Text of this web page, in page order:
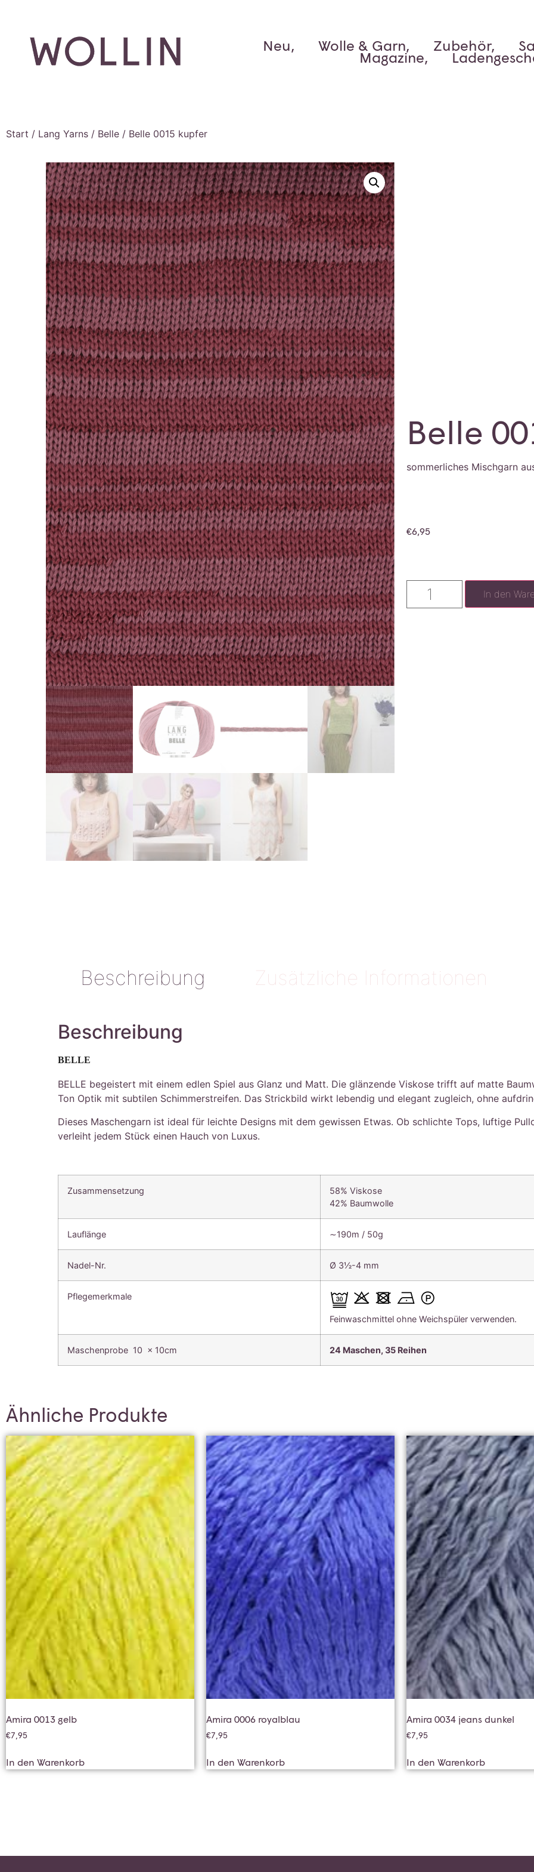
Neu, Wolle & Garn, Zubehör,
Magazine,
Start / Lang Yarns / Belle / Belle 0015 kupfer
Belle
sommerliches Mischgarn
€6,95
In den
Beschreibung Zusätzliche Informationen
Beschreibung
BELLE
BELLE begeistert mit einem edlen Spiel aus Glanz und Matt. Die glänzende Viskose trifft auf matte
Ton Optik mit subtilen Schimmerstreifen. Das Strickbild wirkt lebendig und elegant zugleich, ohne
Dieses Maschengarn ist ideal für leichte Designs mit dem gewissen Etwas. Ob schlichte Tops, luftige
verleiht jedem Stück einen Hauch von Luxus.
Zusammensetzung
58% Viskose
42% Baumwolle
Lauflänge ∼190m / 50g
Nadel-Nr. Ø 3½-4 mm
Pflegemerkmale
Feinwaschmittel ohne Weichspüler verwenden.
Maschenprobe 10 x 10cm 24 Maschen, 35 Reihen
Ähnliche Produkte
Amira 0013 gelb
€7,95
In den Warenkorb
Amira 0006 royalblau
€7,95
In den Warenkorb
Amira 0034 jeans dunkel
€7,95
In den Warenkorb